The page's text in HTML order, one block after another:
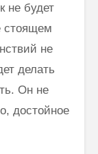
не будет
стоящем
не
делать
Он не
достойное